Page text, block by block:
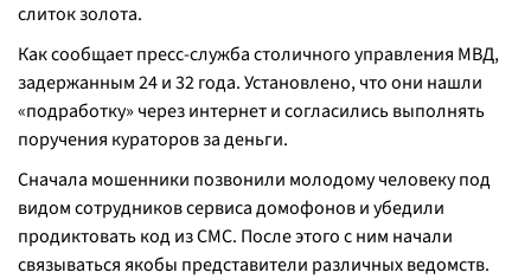
слиток золота.
Как сообщает пресс-служба столичного управления МВД,
задержанным 24 и 32 года. Установлено, что они нашли
«подработку» через интернет и согласились выполнять
поручения кураторов за деньги.
Сначала мошенники позвонили молодому человеку под
видом сотрудников сервиса домофонов и убедили
продиктовать код из СМС. После этого с ним начали
связываться якобы представители различных ведомств.